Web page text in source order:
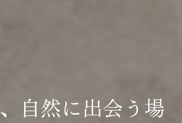
自然に出会う場